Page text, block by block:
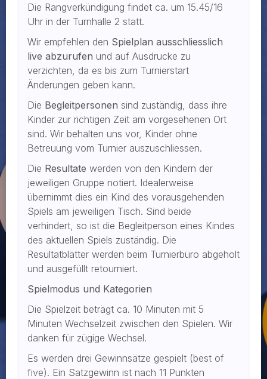
Die Rangverkündigung findet ca. um 15.45/16
Uhr in der Turnhalle 2 statt.
Wir empfehlen den Spielplan ausschliesslich
live abzurufen und auf Ausdrucke zu
verzichten, da es bis zum Turnierstart
Änderungen geben kann.
Die Begleitpersonen sind zuständig, dass ihre
Kinder zur richtigen Zeit am vorgesehenen Ort
sind. Wir behalten uns vor, Kinder ohne
Betreuung vom Turnier auszuschliessen.
Die Resultate werden von den Kindern der
jeweiligen Gruppe notiert. Idealerweise
übernimmt dies ein Kind des vorausgehenden
Spiels am jeweiligen Tisch. Sind beide
verhindert, so ist die Begleitperson eines Kindes
des aktuellen Spiels zuständig. Die
Resultatblätter werden beim Turnierbüro abgeholt
und ausgefüllt retourniert.
Spielmodus und Kategorien
Die Spielzeit beträgt ca. 10 Minuten mit 5
Minuten Wechselzeit zwischen den Spielen. Wir
danken für zügige Wechsel.
Es werden drei Gewinnsätze gespielt (best of
five). Ein Satzgewinn ist nach 11 Punkten